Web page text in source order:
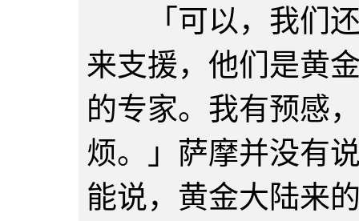
「可以，我们还
来支援，他们是黄
的专家。我有预感
烦。」萨摩并没有
能说，黄金大陆来